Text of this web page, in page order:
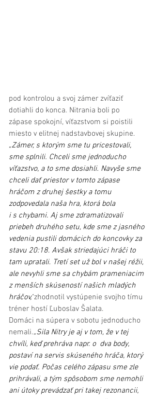
pod kontrolou a svoj zámer zvíťaziť
dotiahli do konca. Nitrania boli po
zápase spokojní, víťazstvom si poistili
miesto v elitnej nadstavbovej skupine.
„Zámer, s ktorým sme tu pricestovali,
sme splnili. Chceli sme jednoducho
víťazstvo, a to sme dosiahli. Navyše sme
chceli dať priestor v tomto zápase
hráčom z druhej šestky a tomu
zodpovedala naša hra, ktorá bola
i s chybami. Aj sme zdramatizovali
priebeh druhého setu, kde sme z jasného
vedenia pustili domácich do koncovky za
stavu 20:18. Avšak striedajúci hráči to
tam upratali. Tretí set už bol v našej réžii,
ale nevyhli sme sa chybám prameniacim
z menších skúseností našich mladých
hráčov,“zhodnotil vystúpenie svojho tímu
tréner hostí Ľuboslav Šalata.
Domáci na súpera v sobotu jednoducho
nemali.„Sila Nitry je aj v tom, že v tej
chvíli, keď prehráva napr. o  dva body,
postaví na servis skúseného hráča, ktorý
vie podať. Počas celého zápasu sme zle
prihrávali, a tým spôsobom sme nemohli
ani útoky prevádzať pri takej rezonancii,